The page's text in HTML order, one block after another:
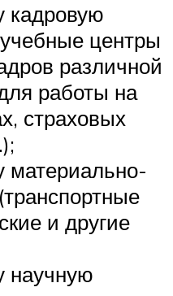
кадровую
центры
различной
работы на
страховых
материально-
и другие
научную